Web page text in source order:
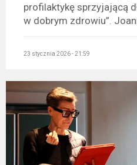
profilaktykę sprzyjającą
w dobrym zdrowiu”.
23 stycznia 2026 - 21:59